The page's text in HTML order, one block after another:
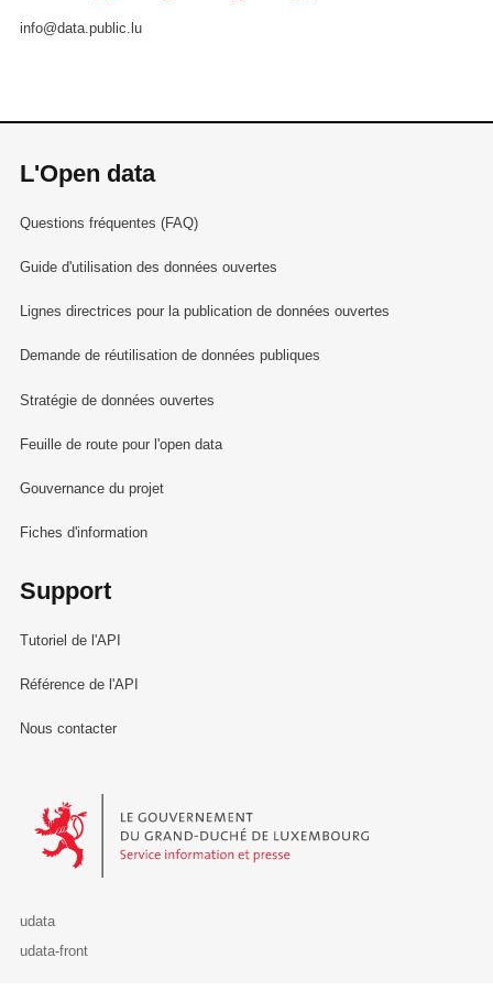
info@data.public.lu
L'Open data
Questions fréquentes (FAQ)
Guide d'utilisation des données ouvertes
Lignes directrices pour la publication de données ouvertes
Demande de réutilisation de données publiques
Stratégie de données ouvertes
Feuille de route pour l'open data
Gouvernance du projet
Fiches d'information
Support
Tutoriel de l'API
Référence de l'API
Nous contacter
Le Gouvernement du Grand-Duché de Luxembourg - Service
udata
udata-front